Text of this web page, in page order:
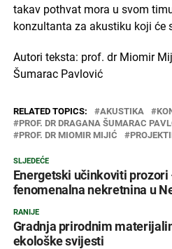
takav pothvat mora u svom
konzultanta za akustiku koji će
Autori teksta: prof. dr Miomir
Šumarac Pavlović
RELATED TOPICS: AKUSTIKA
PROF. DR DRAGANA ŠUMARAC
PROF. DR MIOMIR MIJIĆ
SLJEDEĆE
Energetski učinkoviti prozori
fenomenalna nekretnina u
RANIJE
Gradnja prirodnim
ekološke svijesti